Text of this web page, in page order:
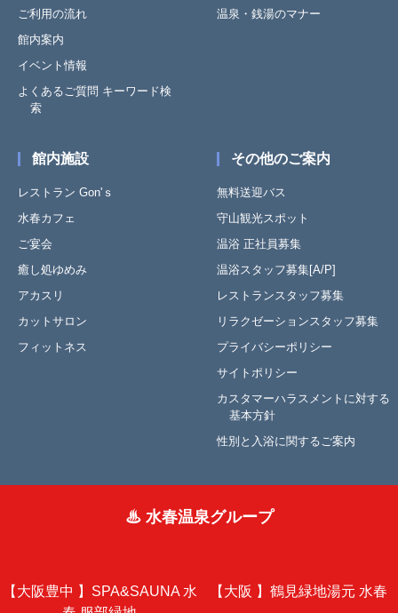
ご利用の流れ
館内案内
イベント情報
よくあるご質問 キーワード検
索
温泉・銭湯のマナー
館内施設
レストラン Gon'ｓ
水春カフェ
ご宴会
癒し処ゆめみ
アカスリ
カットサロン
フィットネス
その他のご案内
無料送迎バス
守山観光スポット
温浴 正社員募集
温浴スタッフ募集[A/P]
レストランスタッフ募集
リラクゼーションスタッフ募集
プライバシーポリシー
サイトポリシー
カスタマーハラスメントに対する
基本方針
性別と入浴に関するご案内
♨ 水春温泉グループ
【大阪豊中 】 SPA&SAUNA 水
【大阪 】 鶴見緑地湯元 水春